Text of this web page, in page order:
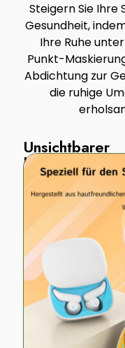
Steigern Sie
Gesundheit,
Ihre Ruhe
Punkt-
Abdichtung zur
die ruhige
Unsichtbarer
Komfort
Unsere
Schlaf-
Ohrhörer
sind
sorgfältig
nach
Ohrgeometrie
gestaltet